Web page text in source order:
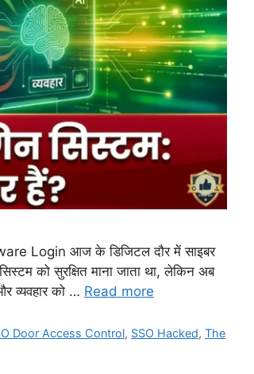
Login आज के डिजिटल दौर में साइबर
को सुरक्षित माना जाता था, लेकिन अब
व्यवहार को … Read more
Door Access Control, SSO Hacked,The